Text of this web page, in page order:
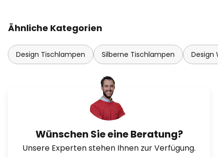
Ähnliche Kategorien
Design Tischlampen Silberne Tischlampen Design
Wünschen Sie eine Beratung?
Unsere Experten stehen Ihnen zur Verfügung.